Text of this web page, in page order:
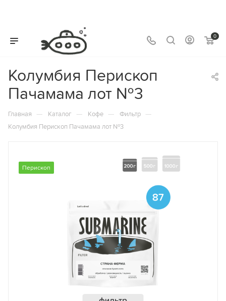
0
Колумбия Перископ
Пачамама лот №3
Главная — Каталог — Кофе — Фильтр —
Колумбия Перископ Пачамама лот №3
Перископ